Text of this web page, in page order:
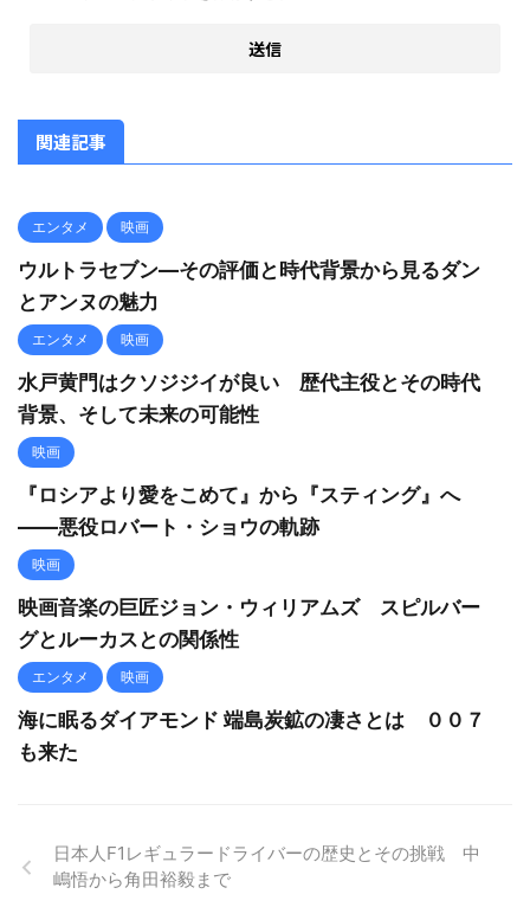
関連記事
エンタメ 映画
ウルトラセブン—その評価と時代背景から見るダン
とアンヌの魅力
エンタメ 映画
水戸黄門はクソジジイが良い 歴代主役とその時代
背景、そして未来の可能性
映画
『ロシアより愛をこめて』から『スティング』へ
――悪役ロバート・ショウの軌跡
映画
映画音楽の巨匠ジョン・ウィリアムズ スピルバー
グとルーカスとの関係性
エンタメ 映画
海に眠るダイアモンド 端島炭鉱の凄さとは ００７
も来た
日本人F1レギュラードライバーの歴史とその挑戦 中
嶋悟から角田裕毅まで